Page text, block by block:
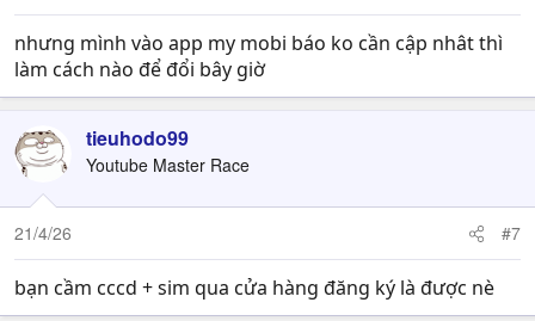
nhưng mình vào app my mobi báo ko cần cập nhât thì
làm cách nào để đổi bây giờ
tieuhodo99
Youtube Master Race
21/4/26 #7
bạn cầm cccd + sim qua cửa hàng đăng ký là được nè